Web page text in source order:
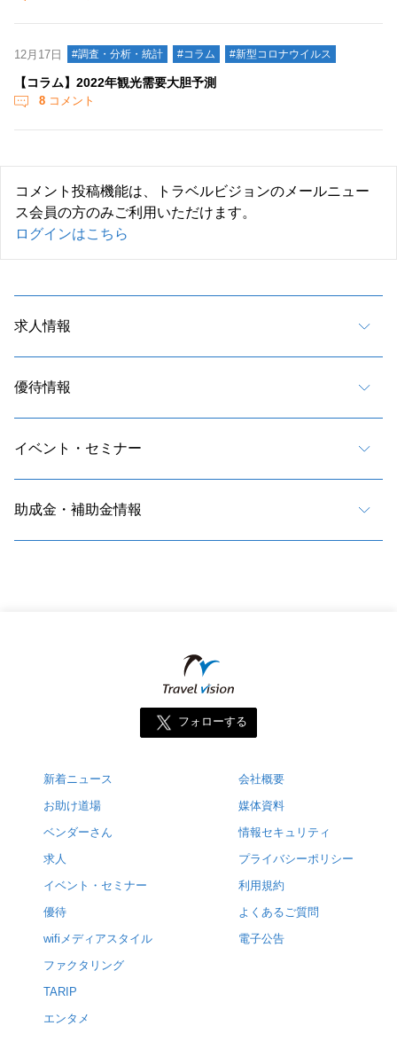
12月17日 #調査・分析・統計 #コラム #新型コロナウイルス
【コラム】2022年観光需要大胆予測
8 コメント
コメント投稿機能は、トラベルビジョンのメールニュー
ス会員の方のみご利用いただけます。
ログインはこちら
求人情報
優待情報
イベント・セミナー
助成金・補助金情報
フォローする
新着ニュース
お助け道場
ベンダーさん
求人
イベント・セミナー
優待
wifiメディアスタイル
ファクタリング
TARIP
エンタメ
会社概要
媒体資料
情報セキュリティ
プライバシーポリシー
利用規約
よくあるご質問
電子公告